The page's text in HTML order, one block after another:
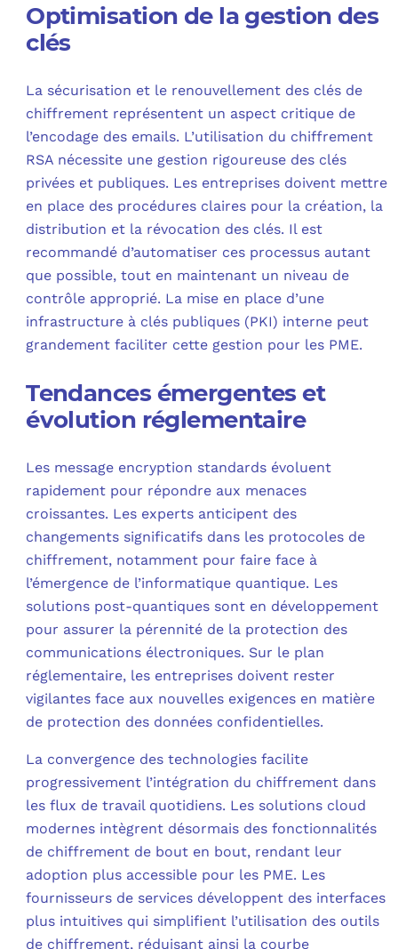
Optimisation de la gestion des
clés
La sécurisation et le renouvellement des clés de
chiffrement représentent un aspect critique de
l’encodage des emails. L’utilisation du chiffrement
RSA nécessite une gestion rigoureuse des clés
privées et publiques. Les entreprises doivent mettre
en place des procédures claires pour la création, la
distribution et la révocation des clés. Il est
recommandé d’automatiser ces processus autant
que possible, tout en maintenant un niveau de
contrôle approprié. La mise en place d’une
infrastructure à clés publiques (PKI) interne peut
grandement faciliter cette gestion pour les PME.
Tendances émergentes et
évolution réglementaire
Les message encryption standards évoluent
rapidement pour répondre aux menaces
croissantes. Les experts anticipent des
changements significatifs dans les protocoles de
chiffrement, notamment pour faire face à
l’émergence de l’informatique quantique. Les
solutions post-quantiques sont en développement
pour assurer la pérennité de la protection des
communications électroniques. Sur le plan
réglementaire, les entreprises doivent rester
vigilantes face aux nouvelles exigences en matière
de protection des données confidentielles.
La convergence des technologies facilite
progressivement l’intégration du chiffrement dans
les flux de travail quotidiens. Les solutions cloud
modernes intègrent désormais des fonctionnalités
de chiffrement de bout en bout, rendant leur
adoption plus accessible pour les PME. Les
fournisseurs de services développent des interfaces
plus intuitives qui simplifient l’utilisation des outils
de chiffrement, réduisant ainsi la courbe